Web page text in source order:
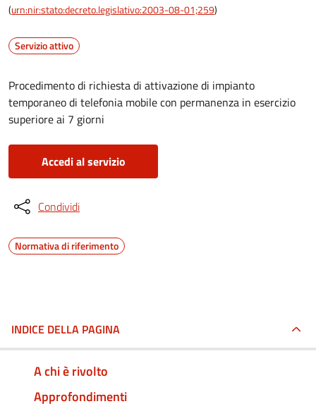
(urn:nir:stato:decreto.legislativo:2003-08-01;259)
Servizio attivo
Procedimento di richiesta di attivazione di impianto
temporaneo di telefonia mobile con permanenza in esercizio
superiore ai 7 giorni
Accedi al servizio
Condividi
Normativa di riferimento
INDICE DELLA PAGINA
A chi è rivolto
Approfondimenti